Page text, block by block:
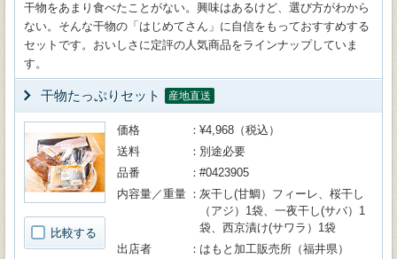
干物をあまり食べたことがない。興味はあるけど、選び方がわから
ない。そんな干物の「はじめてさん」に自信をもっておすすめする
セットです。おいしさに定評の人気商品をラインナップしていま
す。
干物たっぷりセット 産地直送
比較する
価格
¥4,968（税込）
送料
別途必要
品番
#0423905
内容量／重量
灰干し(甘鯛）フィーレ、桜干し
（アジ）1袋、一夜干し(サバ）1
袋、西京漬け(サワラ）1袋
出店者
はもと加工販売所（福井県）